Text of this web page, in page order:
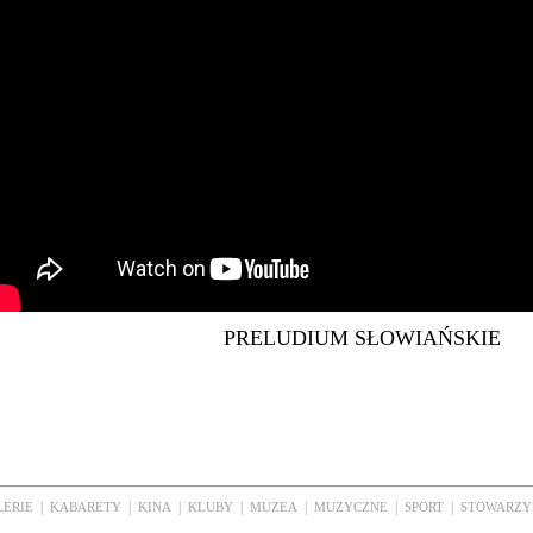
PRELUDIUM SŁOWIAŃSKIE
KABARETY KINA KLUBY MUZEA MUZYCZNE SPORT